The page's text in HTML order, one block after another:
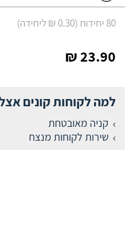
80 יחידות (0.30 ₪ ליחידה)
23.90 ₪
למה לקוחות קונים
קניה מאובטחת
שירות לקוחות מנצח